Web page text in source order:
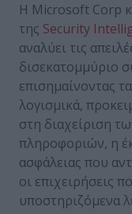
Η Microsoft Corp
της Security
αναλύει τις
δισεκατομμύριο
επισημαίνοντας
λογισμικά,
στη διαχείριση
πληροφοριών, η
ασφάλειας που
οι επιχειρήσεις
υποστηριζόμενα